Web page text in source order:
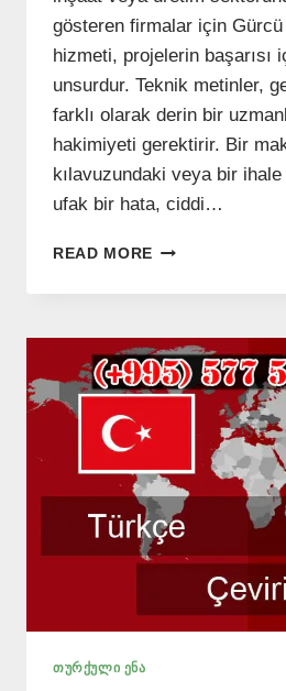
gösteren firmalar için
hizmeti, projelerin başarısı
unsurdur. Teknik metinler,
farklı olarak derin bir
hakimiyeti gerektirir. Bir
kılavuzundaki veya bir
ufak bir hata, ciddi…
READ MORE GÜRCÜ
TERCÜME
(+995)
577
546
ᲗᲣᲠᲥᲣᲚᲘ ᲔᲜᲐ